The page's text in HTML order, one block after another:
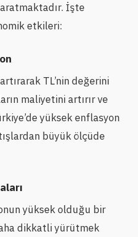
İşte
etkileri:
TL’nin değerini
maliyetini artırır ve
yüksek enflasyon
büyük ölçüde
yüksek olduğu bir
dikkatli yürütmek